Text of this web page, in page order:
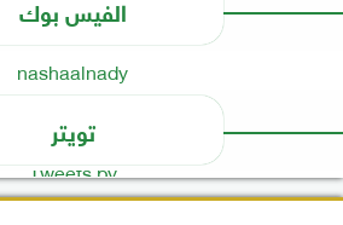
الفيس بوك
nashaalnady
تويتر
Tweets by